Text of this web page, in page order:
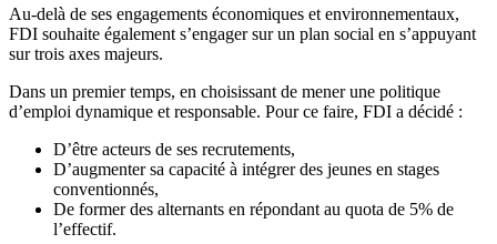
Au-delà de ses engagements économiques et environnementaux,
FDI souhaite également s’engager sur un plan social en s’appuyant
sur trois axes majeurs.
Dans un premier temps, en choisissant de mener une politique
d’emploi dynamique et responsable. Pour ce faire, FDI a décidé :
D’être acteurs de ses recrutements,
D’augmenter sa capacité à intégrer des jeunes en stages
conventionnés,
De former des alternants en répondant au quota de 5% de
l’effectif.